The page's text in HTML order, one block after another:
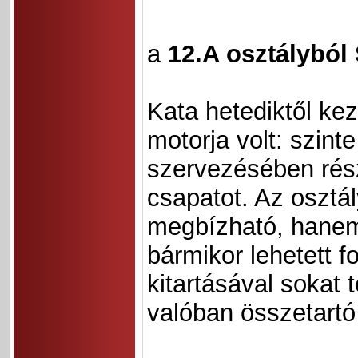
a 12.A osztályból
Kata hetediktől
motorja volt:
szervezésében
csapatot. Az
megbízható,
bármikor lehetett
kitartásával sokat
valóban